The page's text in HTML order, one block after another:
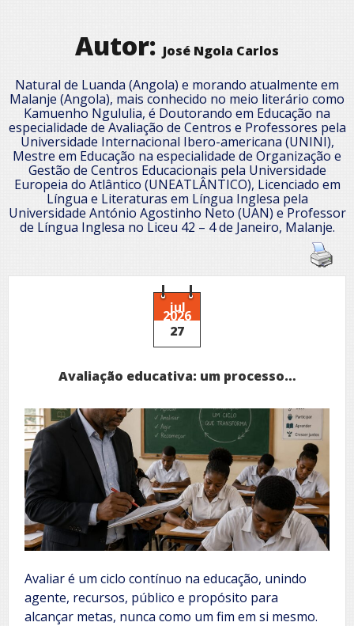
Autor: José Ngola Carlos
Natural de Luanda (Angola) e morando atualmente em
Malanje (Angola), mais conhecido no meio literário como
Kamuenho Ngululia, é Doutorando em Educação na
especialidade de Avaliação de Centros e Professores pela
Universidade Internacional Ibero-americana (UNINI),
Mestre em Educação na especialidade de Organização e
Gestão de Centros Educacionais pela Universidade
Europeia do Atlântico (UNEATLÂNTICO), Licenciado em
Língua e Literaturas em Língua Inglesa pela
Universidade António Agostinho Neto (UAN) e Professor
de Língua Inglesa no Liceu 42 – 4 de Janeiro, Malanje.
jul
2026
27
Avaliação educativa: um processo…
Avaliar é um ciclo contínuo na educação, unindo
agente, recursos, público e propósito para
alcançar metas, nunca como um fim em si mesmo.